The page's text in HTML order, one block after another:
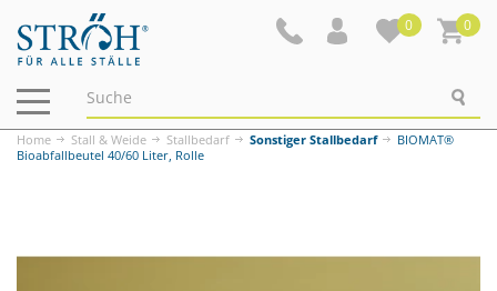
0 0
Navigation
ein-/ausblenden
Home Stall & Weide Stallbedarf Sonstiger Stallbedarf
BIOMAT®
Bioabfallbeutel 40/60 Liter, Rolle